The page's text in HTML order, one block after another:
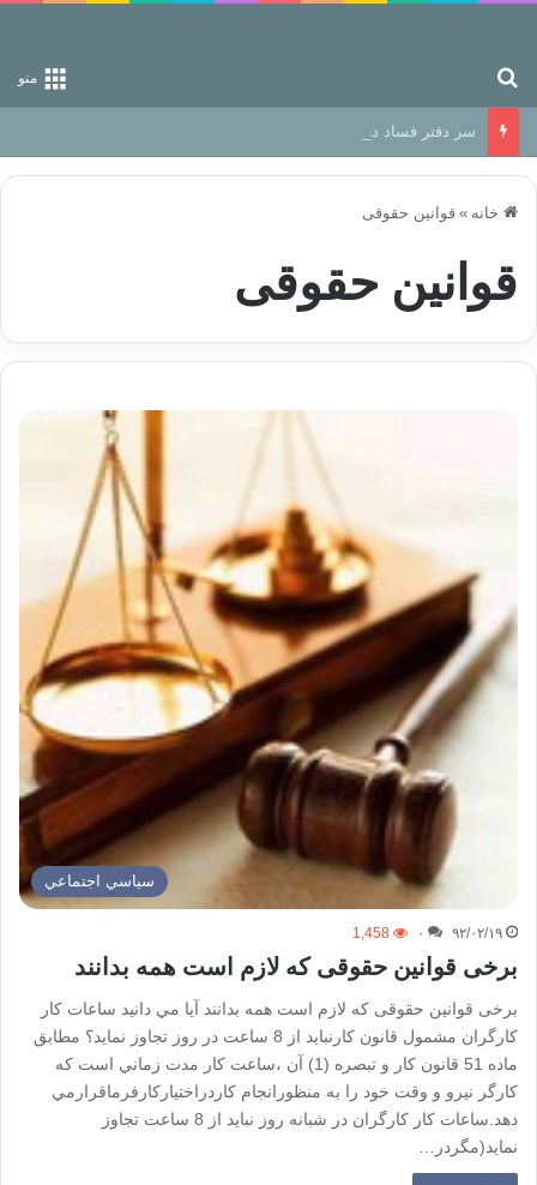
منو
سر دفتر فساد در زمین‌، دوری وکناره‌گیری از راه خداست‌!
خانه » قوانین حقوقی
قوانین حقوقی
سياسي اجتماعي
۹۲/۰۲/۱۹ ۰ 1,458
برخی قوانین حقوقی که لازم است همه بدانند
برخی قوانین حقوقی که لازم است همه بدانند آيا مي دانيد ساعات كار
كارگران مشمول قانون كارنبايد از 8 ساعت در روز تجاوز نمايد؟ مطابق
ماده 51 قانون كار و تبصره (1) آن ،ساعت كار مدت زماني است كه
كارگر نيرو و وقت خود را به منظورانجام كاردراختياركارفرماقرارمي
دهد.ساعات كار كارگران در شبانه روز نبايد از 8 ساعت تجاوز
نمايد(مگردر…